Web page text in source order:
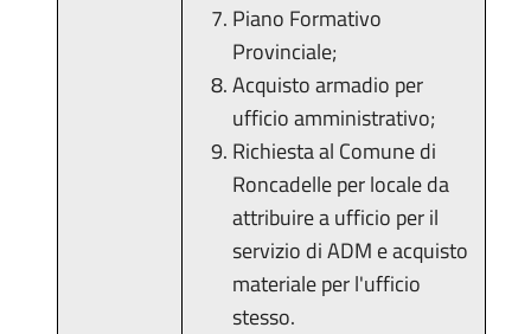
Piano Formativo
Provinciale;
Acquisto armadio per
ufficio amministrativo;
Richiesta al Comune di
Roncadelle per locale da
attribuire a ufficio per il
servizio di ADM e acquisto
materiale per l'ufficio
stesso.